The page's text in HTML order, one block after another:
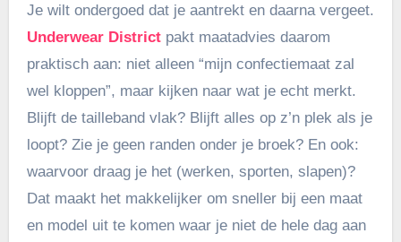
Je wilt ondergoed dat je aantrekt en daarna vergeet.
Underwear Districtpakt maatadvies daarom
praktisch aan: niet alleen “mijn confectiemaat zal
wel kloppen”, maar kijken naar wat je echt merkt.
Blijft de tailleband vlak? Blijft alles op z’n plek als je
loopt? Zie je geen randen onder je broek? En ook:
waarvoor draag je het (werken, sporten, slapen)?
Dat maakt het makkelijker om sneller bij een maat
en model uit te komen waar je niet de hele dag aan